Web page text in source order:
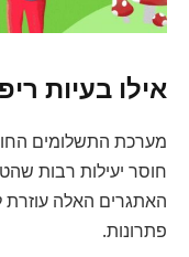
אילו בעיות
מערכת התשלומים
חוסר יעילות רבות
פתרונות.